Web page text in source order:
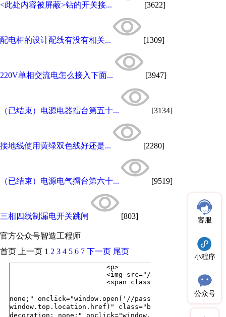
<此处内容被屏蔽>钻的开关接... [3622]
配电柜的设计配线有没有相关... [1309]
220V单相交流电怎么接入下面... [3947]
（已结束）电源电器擂台第五十... [3134]
接地线使用黄绿双色线好还是... [2280]
（已结束）电源电气擂台第六十... [9519]
三相四线制漏电开关跳闸 [803]
官方公众号智造工程师
客服
小程序
公众号
首页 上一页 1 2 3 4 5 6 7 下一页 尾页